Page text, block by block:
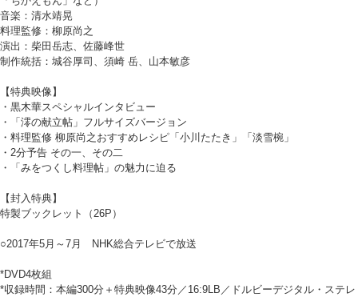
音楽：清水靖晃
料理監修：柳原尚之
演出：柴田岳志、佐藤峰世
制作統括：城谷厚司、須崎 岳、山本敏彦
【特典映像】
・黒木華スペシャルインタビュー
・「澪の献立帖」フルサイズバージョン
・料理監修 柳原尚之おすすめレシピ「小川たたき」「淡雪椀」
・2分予告 その一、その二
・「みをつくし料理帖」の魅力に迫る
【封入特典】
特製ブックレット（26P）
○2017年5月～7月 NHK総合テレビで放送
*DVD4枚組
*収録時間：本編300分＋特典映像43分／16:9LB／ドルビーデジタル・ステレ